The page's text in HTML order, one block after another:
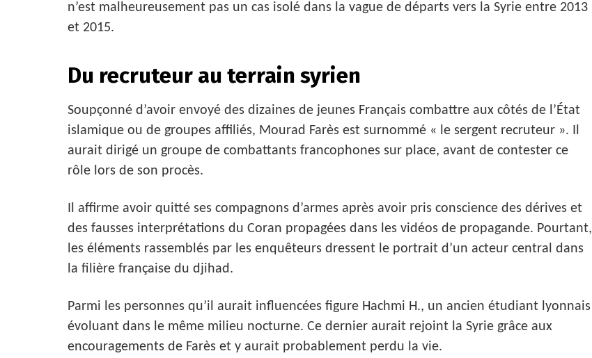
n’est malheureusement pas un cas isolé dans la vague de départs vers la Syrie entre 2013
et 2015.
Du recruteur au terrain syrien
Soupçonné d’avoir envoyé des dizaines de jeunes Français combattre aux côtés de l’État
islamique ou de groupes affiliés, Mourad Farès est surnommé « le sergent recruteur ». Il
aurait dirigé un groupe de combattants francophones sur place, avant de contester ce
rôle lors de son procès.
Il affirme avoir quitté ses compagnons d’armes après avoir pris conscience des dérives et
des fausses interprétations du Coran propagées dans les vidéos de propagande. Pourtant,
les éléments rassemblés par les enquêteurs dressent le portrait d’un acteur central dans
la filière française du djihad.
Parmi les personnes qu’il aurait influencées figure Hachmi H., un ancien étudiant lyonnais
évoluant dans le même milieu nocturne. Ce dernier aurait rejoint la Syrie grâce aux
encouragements de Farès et y aurait probablement perdu la vie.